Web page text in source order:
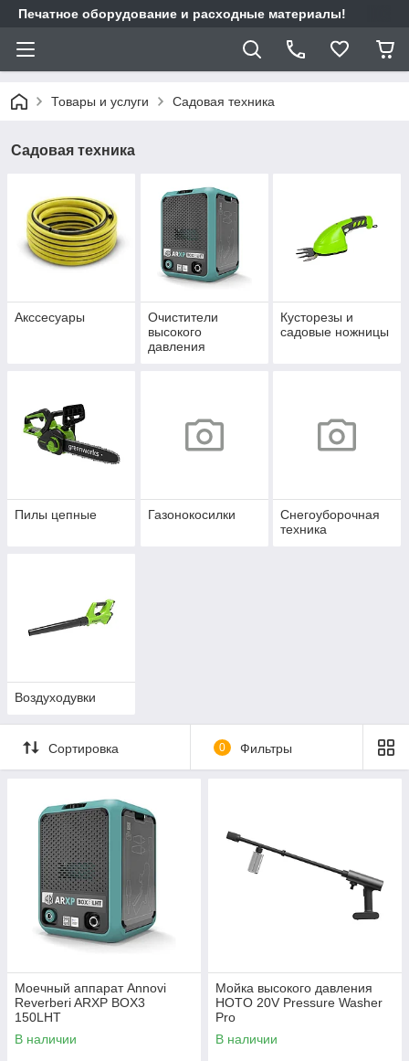
Печатное оборудование и расходные материалы!
Товары и услуги Садовая техника
Садовая техника
Акссесуары
Очистители
высокого
давления
Кусторезы и
садовые ножницы
Пилы цепные Газонокосилки
Снегоуборочная
техника
Воздуходувки
Сортировка 0 Фильтры
Моечный аппарат Annovi
Reverberi ARXP BOX3
150LHT
В наличии
Мойка высокого давления
HOTO 20V Pressure Washer
Pro
В наличии